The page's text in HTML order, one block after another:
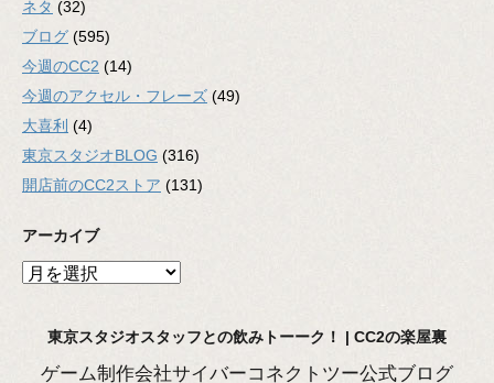
ネタ (32)
ブログ (595)
今週のCC2 (14)
今週のアクセル・フレーズ (49)
大喜利 (4)
東京スタジオBLOG (316)
開店前のCC2ストア (131)
アーカイブ
ア
東京スタジオスタッフとの飲みトーーク！ | CC2の楽屋裏
ゲーム制作会社サイバーコネクトツー公式ブログ